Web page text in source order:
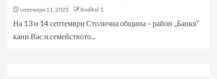
септември 11, 2025 Roditel 1
На 13 и 14 септември Столична община – район „Банкя“
кани Вас и семейството...